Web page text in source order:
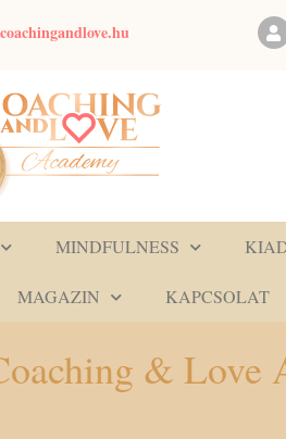
MINDFULNESS
MAGAZIN KAPCSOLAT
& Love